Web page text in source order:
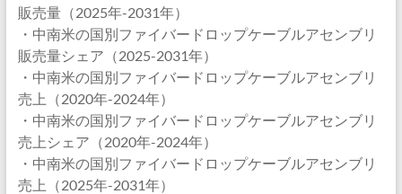
販売量（2025年-2031年）
・中南米の国別ファイバードロップケーブルアセンブリ
販売量シェア（2025-2031年）
・中南米の国別ファイバードロップケーブルアセンブリ
売上（2020年-2024年）
・中南米の国別ファイバードロップケーブルアセンブリ
売上シェア（2020年-2024年）
・中南米の国別ファイバードロップケーブルアセンブリ
売上（2025年-2031年）